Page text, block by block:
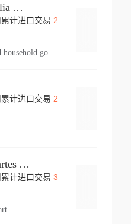
Russell James Cornelia Arlington Va
计进口交易 2
personal effect,used household goods
计进口交易 2
Dpm Draexlmaier Partes Automotrices Corr Ind Huejotzingo
计进口交易 3